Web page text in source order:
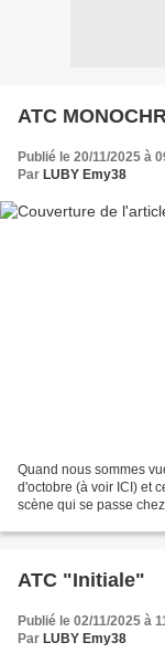
ATC
Publié le 20/11/2025 à
Par LUBY Emy38
Quand nous sommes
d'octobre (à voir ICI) et
scène qui se passe
ATC "Initiale"
Publié le 02/11/2025 à
Par LUBY Emy38